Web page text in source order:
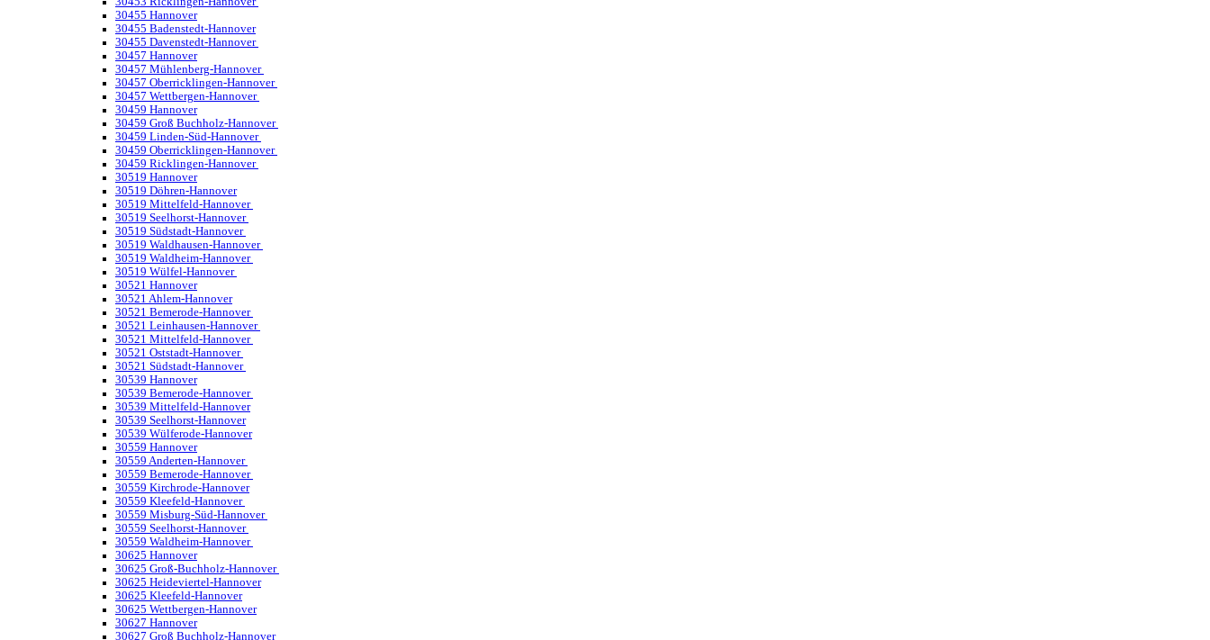
30455 Hannover
30455 Badenstedt-Hannover
30455 Davenstedt-Hannover
30457 Hannover
30457 Mühlenberg-Hannover
30457 Oberricklingen-Hannover
30457 Wettbergen-Hannover
30459 Hannover
30459 Groß Buchholz-Hannover
30459 Linden-Süd-Hannover
30459 Oberricklingen-Hannover
30459 Ricklingen-Hannover
30519 Hannover
30519 Döhren-Hannover
30519 Mittelfeld-Hannover
30519 Seelhorst-Hannover
30519 Südstadt-Hannover
30519 Waldhausen-Hannover
30519 Waldheim-Hannover
30519 Wülfel-Hannover
30521 Hannover
30521 Ahlem-Hannover
30521 Bemerode-Hannover
30521 Leinhausen-Hannover
30521 Mittelfeld-Hannover
30521 Oststadt-Hannover
30521 Südstadt-Hannover
30539 Hannover
30539 Bemerode-Hannover
30539 Mittelfeld-Hannover
30539 Seelhorst-Hannover
30539 Wülferode-Hannover
30559 Hannover
30559 Anderten-Hannover
30559 Bemerode-Hannover
30559 Kirchrode-Hannover
30559 Kleefeld-Hannover
30559 Misburg-Süd-Hannover
30559 Seelhorst-Hannover
30559 Waldheim-Hannover
30625 Hannover
30625 Groß-Buchholz-Hannover
30625 Heideviertel-Hannover
30625 Kleefeld-Hannover
30625 Wettbergen-Hannover
30627 Hannover
30627 Groß Buchholz-Hannover